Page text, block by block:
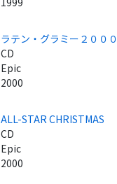
ラテン・グラミー２０００
CD
Epic
2000
ALL-STAR CHRISTMAS
CD
Epic
2000